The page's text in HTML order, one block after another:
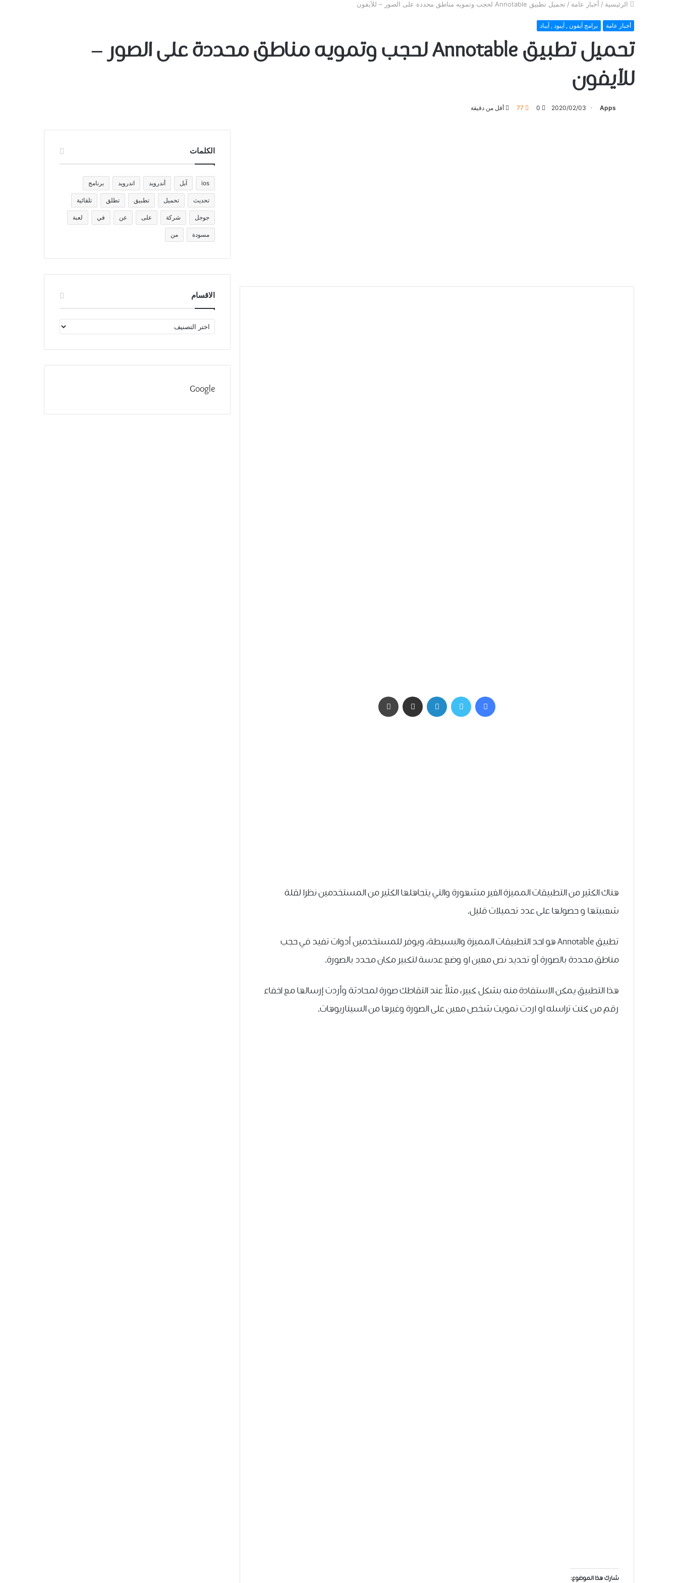
الرئيسية / أخبار عامة / تحميل تطبيق Annotable لحجب وتمويه مناطق محددة على الصور – للآيفون
أخبار عامة برامج آيفون , آيبود , آيباد
تحميل تطبيق Annotable لحجب وتمويه مناطق محددة على الصور –
للآيفون
Apps
2020/02/03
0
77 أقل من دقيقة
فيسبوك تويتر لينكدإن مشاركة عبر البريد
هناك الكثير من التطبيقات المميزة الغير مشهورة والتي يتجاهلها الكثير من المستخدمين نظرا لقلة
شعبيتها و حصولها على عدد تحميلات قليل.
تطبيق Annotable هو احد التطبيقات المميزة والبسيطة، ويوفر للمستخدمين أدوات تفيد في حجب
مناطق محددة بالصورة أو تحديد نص معين او وضع عدسة لتكبير مكان محدد بالصورة.
هذا التطبيق يمكن الاستفادة منه بشكل كبير، مثلاً عند التقاطك صورة لمحادثة وأردت إرسالها مع اخفاء
رقم من كنت تراسله او اردت تمويت شخص معين على الصورة وغيرها من السيناريوهات.
شارك هذا الموضوع:
الكلمات
ios آبل أندرويد اندرويد برنامج
تحديث تحميل تطبيق تطلق تلقائية
جوجل شركة على عن في لعبة
مسودة من
الاقسام
الاقسام
Google